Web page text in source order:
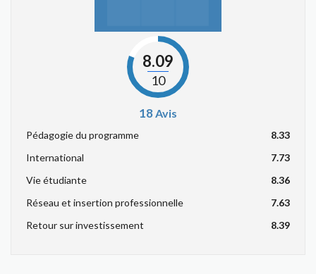
8.09
10
18Avis
Pédagogie du programme
8.33
International
7.73
Vie étudiante
8.36
Réseau et insertion professionnelle
7.63
Retour sur investissement
8.39